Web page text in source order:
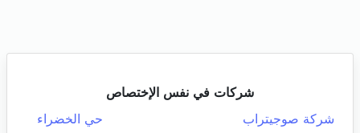
شركات في نفس الإختصاص
شركة صوجيتراب
حي الخضراء